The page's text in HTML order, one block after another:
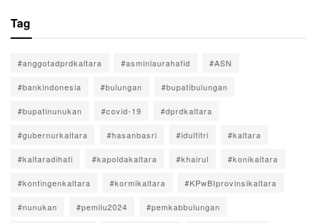
Tag
#anggotadprdkaltara #asminlaurahafid #ASN
#bankindonesia #bulungan #bupatibulungan
#bupatinunukan #covid-19 #dprdkaltara
#gubernurkaltara #hasanbasri #idulfitri #kaltara
#kaltaradihati #kapoldakaltara #khairul #konikaltara
#kontingenkaltara #kormikaltara #KPwBIprovinsikaltara
#nunukan #pemilu2024 #pemkabbulungan